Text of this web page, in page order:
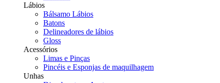
Lábios
Bálsamo Lábios
Batons
Delineadores de lábios
Gloss
Acessórios
Limas e Pinças
Pincéis e Esponjas de maquilhagem
Unhas